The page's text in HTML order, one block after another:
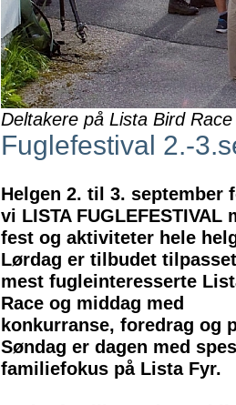
Deltakere på Lista Bird Race
Fuglefestival 2.-
Helgen 2. til 3. september
vi LISTA FUGLEFESTIVAL
fest og aktiviteter hele
Lørdag er tilbudet
mest fugleinteresserte
Race og middag med
konkurranse, foredrag og
Søndag er dagen med
familiefokus på Lista Fyr.